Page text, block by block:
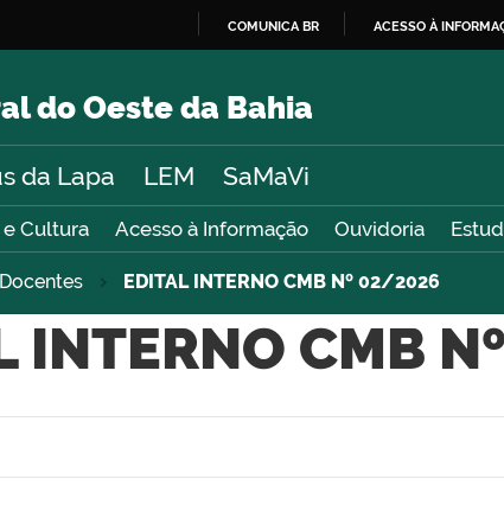
O
COMUNICA BR ACESSO À
do Oeste da Bahia
da Lapa LEM SaMaVi
e Cultura Acesso à Informação Ouvidoria
Docentes EDITAL INTERNO CMB Nº 02/2026
INTERNO CMB